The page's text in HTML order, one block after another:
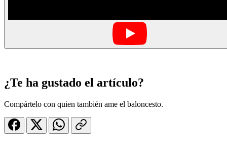
¿Te ha gustado el artículo?
Compártelo con quien también ame el baloncesto.